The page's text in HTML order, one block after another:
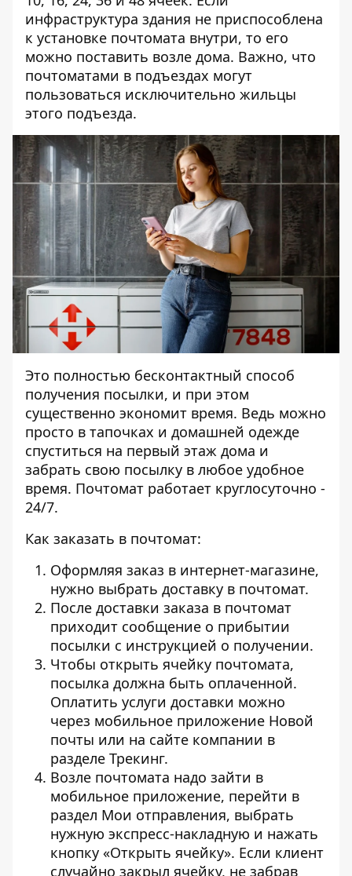
инфраструктура здания не приспособлена
к установке почтомата внутри, то его
можно поставить возле дома. Важно, что
почтоматами в подъездах могут
пользоваться исключительно жильцы
этого подъезда.
Это полностью бесконтактный способ
получения посылки, и при этом
существенно экономит время. Ведь можно
просто в тапочках и домашней одежде
спуститься на первый этаж дома и
забрать свою посылку в любое удобное
время. Почтомат работает круглосуточно -
24/7.
Как заказать в почтомат:
Оформляя заказ в интернет-магазине,
нужно выбрать доставку в почтомат.
После доставки заказа в почтомат
приходит сообщение о прибытии
посылки с инструкцией о получении.
Чтобы открыть ячейку почтомата,
посылка должна быть оплаченной.
Оплатить услуги доставки можно
через мобильное приложение Новой
почты или на сайте компании в
разделе Трекинг.
Возле почтомата надо зайти в
мобильное приложение, перейти в
раздел Мои отправления, выбрать
нужную экспресс-накладную и нажать
кнопку «Открыть ячейку». Если клиент
случайно закрыл ячейку, не забрав